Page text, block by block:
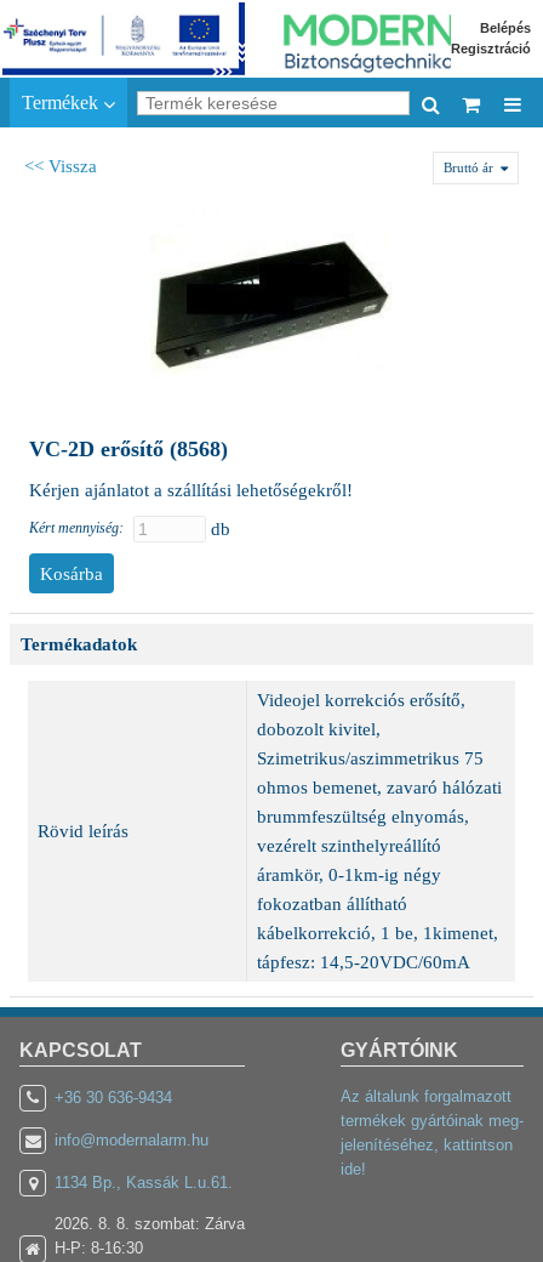
Belépés
Regisztráció
Termékek
<< Vissza Bruttó ár
VC-2D erősítő (8568)
Kérjen ajánlatot a szállítási lehetőségekről!
Kért mennyiség: db
Termékadatok
Rövid leírás
Videojel korrekciós erősítő,
dobozolt kivitel,
Szimetrikus/aszimmetrikus 75
ohmos bemenet, zavaró hálózati
brummfeszültség elnyomás,
vezérelt szinthelyreállító
áramkör, 0-1km-ig négy
fokozatban állítható
kábelkorrekció, 1 be, 1kimenet,
tápfesz: 14,5-20VDC/60mA
KAPCSOLAT
+36 30 636-9434
info@modernalarm.hu
1134 Bp., Kassák L.u.61.
2026. 8. 8. szombat: Zárva
H-P: 8-16:30
GYÁRTÓINK
Az általunk forgalmazott
termékek gyártóinak meg-
jelenítéséhez, kattintson
ide!